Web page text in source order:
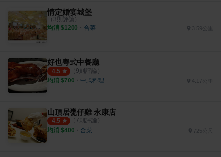
情定婚宴城堡
（ 3則評論）
均消 $1200 ・ 合菜 3.59公里
好也粵式中餐廳
4.5 （ 9則評論）
均消 $700 ・ 中式料理 4.17公里
山頂居甕仔雞 永康店
4.5 （ 7則評論）
均消 $400 ・ 合菜 725公尺